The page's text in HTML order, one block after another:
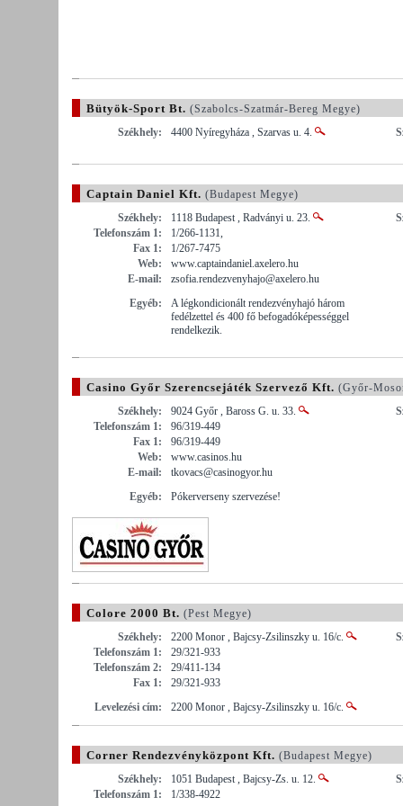
Bütyök-Sport Bt. (Szabolcs-Szatmár-Bereg Megye)
Székhely:
4400 Nyíregyháza , Szarvas u. 4.
Captain Daniel Kft. (Budapest Megye)
Székhely:
1118 Budapest , Radványi u. 23.
Telefonszám 1:
1/266-1131,
Fax 1:
1/267-7475
Web:
www.captaindaniel.axelero.hu
E-mail:
zsofia.rendezvenyhajo@axelero.hu
Egyéb:
A légkondicionált rendezvényhajó három
fedélzettel és 400 fő befogadóképességgel
rendelkezik.
Casino Győr Szerencsejáték Szervező Kft. (Győr-
Székhely:
9024 Győr , Baross G. u. 33.
Telefonszám 1:
96/319-449
Fax 1:
96/319-449
Web:
www.casinos.hu
E-mail:
tkovacs@casinogyor.hu
Egyéb:
Pókerverseny szervezése!
Colore 2000 Bt. (Pest Megye)
Székhely:
2200 Monor , Bajcsy-Zsilinszky u. 16/c.
Telefonszám 1:
29/321-933
Telefonszám 2:
29/411-134
Fax 1:
29/321-933
Levelezési cím:
2200 Monor , Bajcsy-Zsilinszky u. 16/c.
Corner Rendezvényközpont Kft. (Budapest Megye)
Székhely:
1051 Budapest , Bajcsy-Zs. u. 12.
Telefonszám 1:
1/338-4922